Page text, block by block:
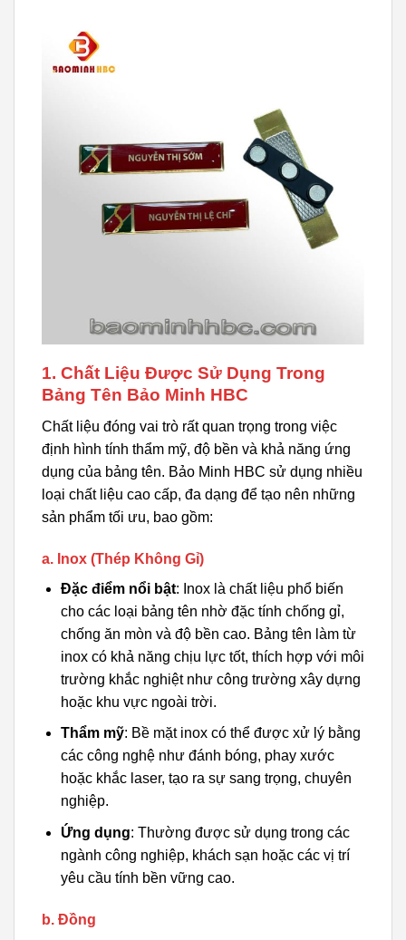
1. Chất Liệu Được Sử Dụng Trong
Bảng Tên Bảo Minh HBC
Chất liệu đóng vai trò rất quan trọng trong việc
định hình tính thẩm mỹ, độ bền và khả năng ứng
dụng của bảng tên. Bảo Minh HBC sử dụng nhiều
loại chất liệu cao cấp, đa dạng để tạo nên những
sản phẩm tối ưu, bao gồm:
a. Inox (Thép Không Gỉ)
Đặc điểm nổi bật: Inox là chất liệu phổ biến
cho các loại bảng tên nhờ đặc tính chống gỉ,
chống ăn mòn và độ bền cao. Bảng tên làm từ
inox có khả năng chịu lực tốt, thích hợp với môi
trường khắc nghiệt như công trường xây dựng
hoặc khu vực ngoài trời.
Thẩm mỹ: Bề mặt inox có thể được xử lý bằng
các công nghệ như đánh bóng, phay xước
hoặc khắc laser, tạo ra sự sang trọng, chuyên
nghiệp.
Ứng dụng: Thường được sử dụng trong các
ngành công nghiệp, khách sạn hoặc các vị trí
yêu cầu tính bền vững cao.
b. Đồng